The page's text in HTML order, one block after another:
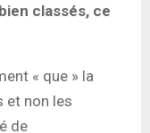
classés, ce
« que » la
et non les
de